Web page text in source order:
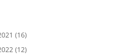
(16)
(12)